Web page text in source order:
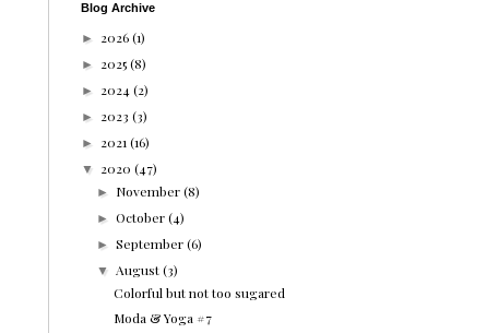
Blog Archive
► 2026(1)
► 2025(8)
► 2024 (2)
► 2023 (3)
► 2021 (16)
▼ 2020 (47)
► November(8)
►October(4)
►September(6)
▼August(3)
Colorful but not too sugared
Moda & Yoga #7